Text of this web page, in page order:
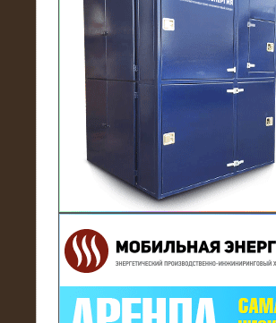
21.03.2017
Комплектная трансформаторная
подстанция 6 МВА (морское
исполнение, IP56)